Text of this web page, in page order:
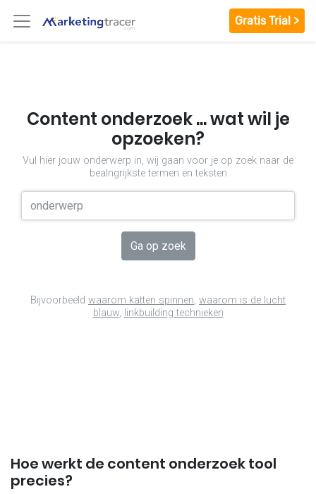
Gratis Trial >
Content onderzoek ... wat wil je
opzoeken?
Vul hier jouw onderwerp in, wij gaan voor je op zoek naar de
bealngrijkste termen en teksten
Ga op zoek
Bijvoorbeeld waarom katten spinnen, waarom is de lucht
blauw, linkbuilding technieken
Hoe werkt de content onderzoek tool
precies?